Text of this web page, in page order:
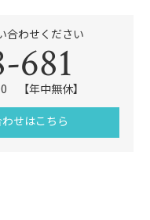
合わせください
681
【年中無休】
せはこちら